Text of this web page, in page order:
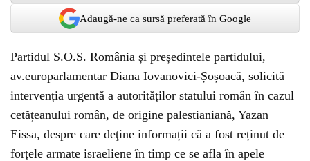
Adaugă-ne ca sursă preferată în Google
Partidul S.O.S. România și președintele partidului,
av.europarlamentar Diana Iovanovici-Șoșoacă, solicită
intervenția urgentă a autorităților statului român în cazul
cetățeanului român, de origine palestianiană, Yazan
Eissa, despre care deţine informații că a fost reținut de
forțele armate israeliene în timp ce se afla în apele